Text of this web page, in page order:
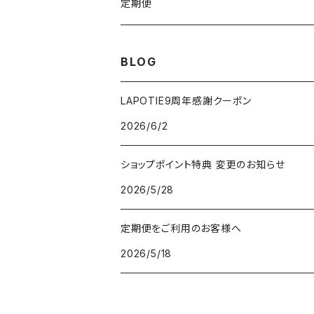
VSRICビタミンC美容液
v3セットアップブラシ
V3ネムリップ
ビューティフェイススティック2.0
ヘッドスパ
モコモコがま口
定期便
BLOG
LAPOTIE9周年感謝クーポン
2026/6/2
ショップポイント特典 変更のお知らせ
2026/5/28
定期便をご利用のお客様へ
2026/5/18